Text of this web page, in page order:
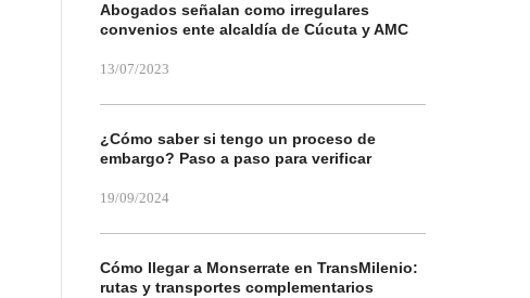
Abogados señalan como irregulares
convenios ente alcaldía de Cúcuta y AMC
13/07/2023
¿Cómo saber si tengo un proceso de
embargo? Paso a paso para verificar
19/09/2024
Cómo llegar a Monserrate en TransMilenio:
rutas y transportes complementarios